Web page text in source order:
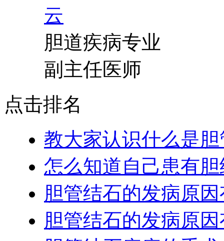
胆道疾病专业
副主任医师
点击排名
教大家认识什么是
怎么知道自己患有
胆管结石的发病原
胆管结石的发病原